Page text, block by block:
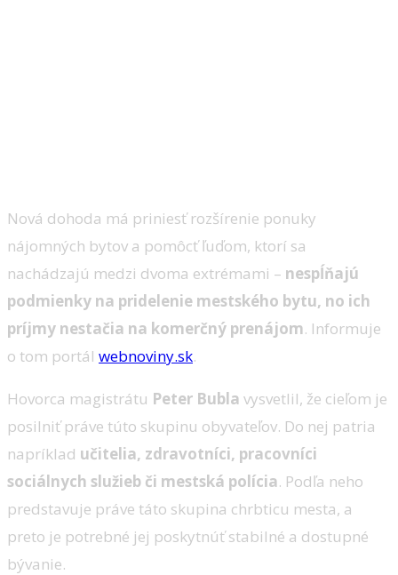
Nová dohoda má priniesť rozšírenie ponuky
nájomných bytov a pomôcť ľuďom, ktorí sa
nachádzajú medzi dvoma extrémami – nespĺňajú
podmienky na pridelenie mestského bytu, no ich
príjmy nestačia na komerčný prenájom. Informuje
o tom portál webnoviny.sk.
Hovorca magistrátu Peter Bubla vysvetlil, že cieľom je
posilniť práve túto skupinu obyvateľov. Do nej patria
napríklad učitelia, zdravotníci, pracovníci
sociálnych služieb či mestská polícia. Podľa neho
predstavuje práve táto skupina chrbticu mesta, a
preto je potrebné jej poskytnúť stabilné a dostupné
bývanie.